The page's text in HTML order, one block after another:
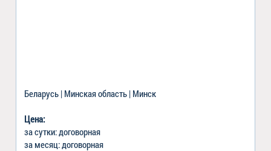
Беларусь | Минская область | Минск
Цена:
за сутки: договорная
за месяц: договорная